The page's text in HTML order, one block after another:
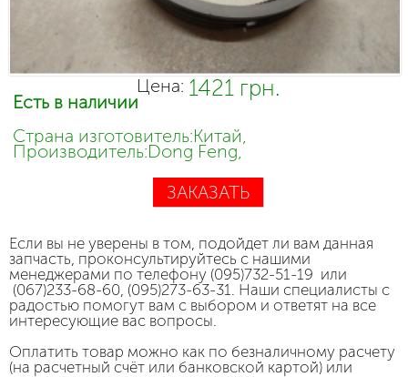
Цена: 1421 грн.
Есть в наличии
Страна изготовитель:Китай,
Производитель:Dong Feng,
ЗАКАЗАТЬ
Если вы не уверены в том, подойдет ли вам данная
запчасть, проконсультируйтесь с нашими
менеджерами по телефону (095)732-51-19 или
(067)233-68-60, (095)273-63-31. Наши специалисты с
радостью помогут вам с выбором и ответят на все
интересующие вас вопросы.
Оплатить товар можно как по безналичному расчету
(на расчетный счёт или банковской картой) или